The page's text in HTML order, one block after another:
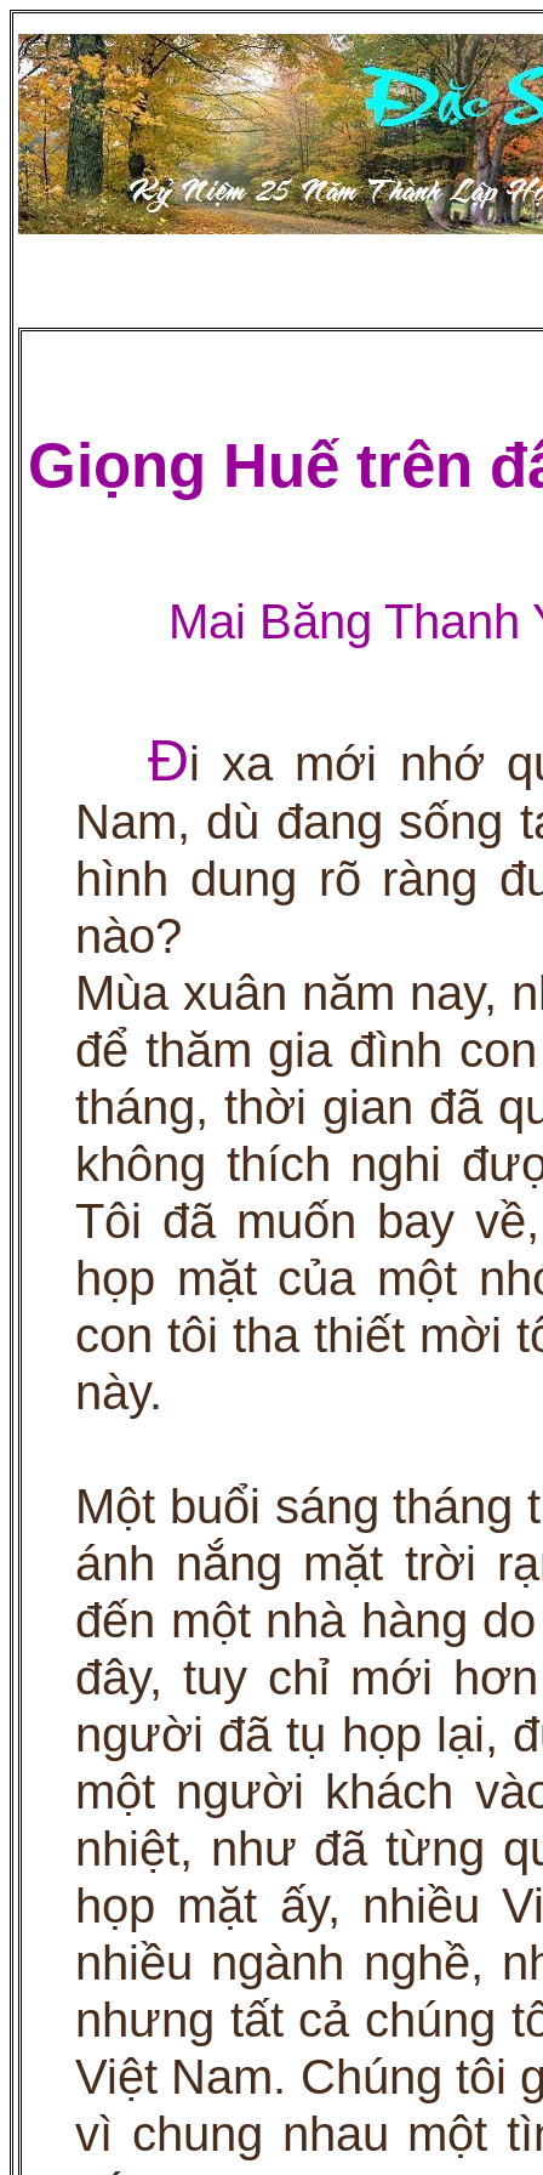
Giọng Huế trên
Mai Băng Thanh
Đi xa mới nhớ
Nam, dù đang sống
hình dung rõ ràng
nào?
Mùa xuân năm nay,
để thăm gia đình
tháng, thời gian đã
không thích nghi
Tôi đã muốn bay
họp mặt của một
con tôi tha thiết mời
này.
Một buổi sáng tháng
ánh nắng mặt trời
đến một nhà hàng
đây, tuy chỉ mới
người đã tụ họp lại,
một người khách
nhiệt, như đã từng
họp mặt ấy, nhiều
nhiều ngành nghề,
nhưng tất cả chúng
Việt Nam. Chúng tôi
vì chung nhau một